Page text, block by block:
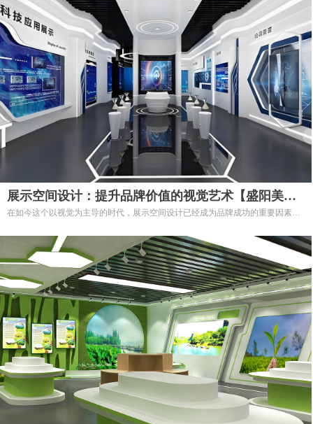
展示空间设计：提升品牌价值的视觉艺术【盛阳美
陈】
在如今这个以视觉为主导的时代，展示空间设计已经成为品牌成功的重要因素之
通过合理的设计与布局，展示空间不仅能提升品牌形象，更能优化顾客体验，促
进销售转化。
选择我们的展示空间设计服务，让您的品牌焕发新的生机，成为市场中的佼佼
者！